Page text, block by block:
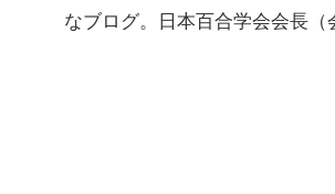
なブログ。日本百合学会会長（